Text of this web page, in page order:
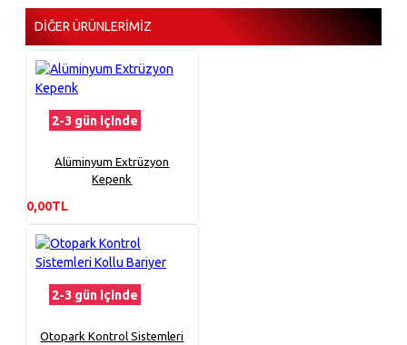
DIĞER ÜRÜNLERIMIZ
2-3 gün içinde
Alüminyum Extrüzyon
Kepenk
0,00TL
2-3 gün içinde
Otopark Kontrol Sistemleri